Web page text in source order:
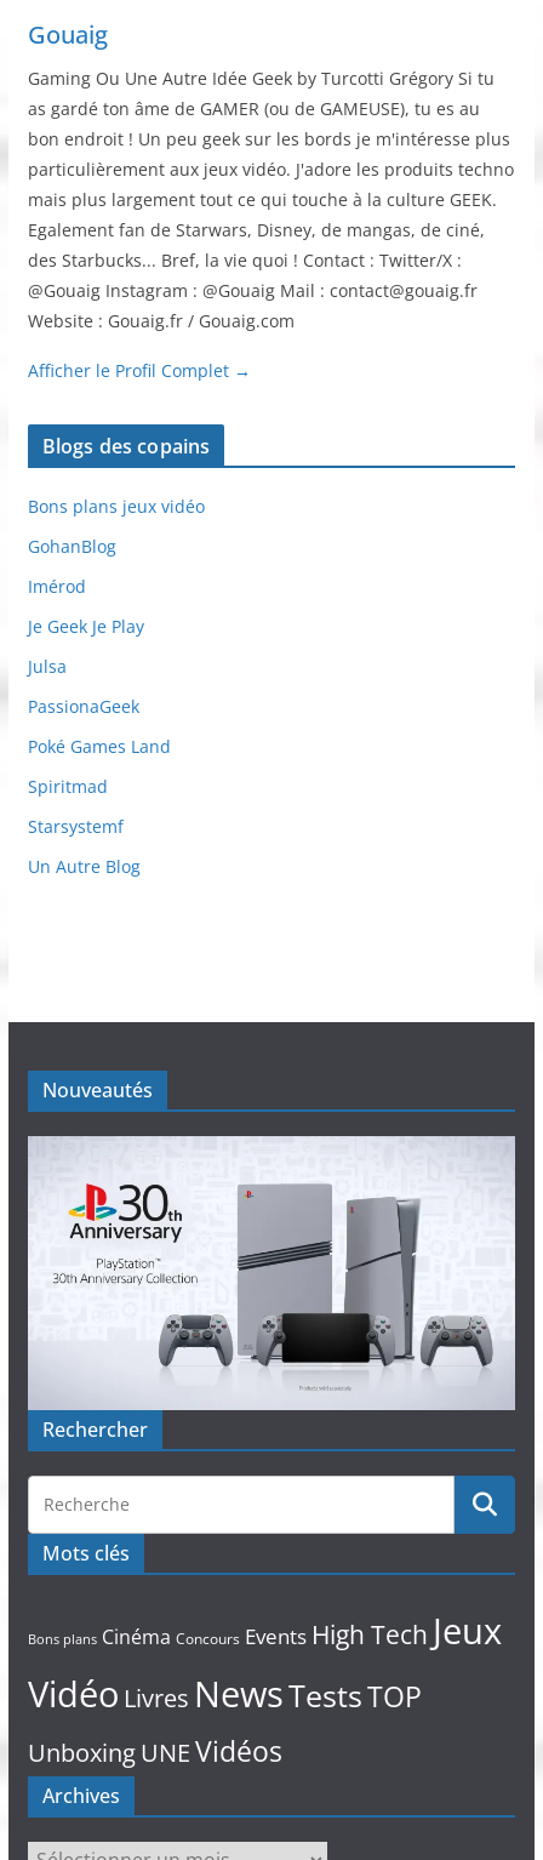
Gouaig
Gaming Ou Une Autre Idée Geek by Turcotti Grégory Si tu
as gardé ton âme de GAMER (ou de GAMEUSE), tu es au
bon endroit ! Un peu geek sur les bords je m'intéresse plus
particulièrement aux jeux vidéo. J'adore les produits techno
mais plus largement tout ce qui touche à la culture GEEK.
Egalement fan de Starwars, Disney, de mangas, de ciné,
des Starbucks... Bref, la vie quoi ! Contact : Twitter/X :
@Gouaig Instagram : @Gouaig Mail : contact@gouaig.fr
Website : Gouaig.fr / Gouaig.com
Afficher le Profil Complet →
Blogs des copains
Bons plans jeux vidéo
GohanBlog
Imérod
Je Geek Je Play
Julsa
PassionaGeek
Poké Games Land
Spiritmad
Starsystemf
Un Autre Blog
Nouveautés
Rechercher
Mots clés
Bons plans Cinéma Concours Events High Tech Jeux
Vidéo Livres NewsTestsTOP
UnboxingUNEVidéos
Archives